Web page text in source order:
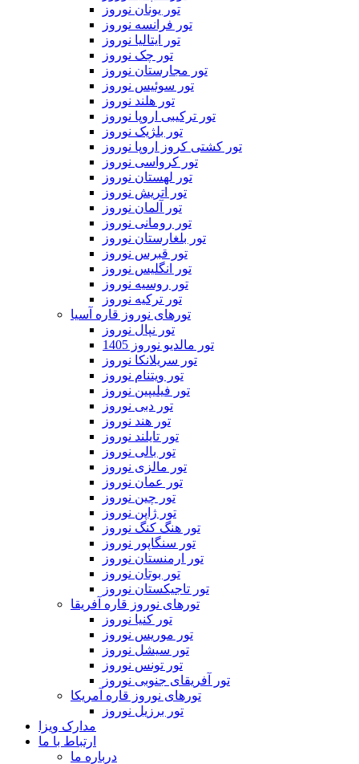
تور یونان نوروز
تور فرانسه نوروز
تور ایتالیا نوروز
تور چک نوروز
تور مجارستان نوروز
تور سوئیس نوروز
تور هلند نوروز
تور ترکیبی اروپا نوروز
تور بلژیک نوروز
تور کشتی کروز اروپا نوروز
تور کرواسی نوروز
تور لهستان نوروز
تور اتریش نوروز
تور آلمان نوروز
تور رومانی نوروز
تور بلغارستان نوروز
تور قبرس نوروز
تور انگلیس نوروز
تور روسیه نوروز
تور ترکیه نوروز
تورهای نوروز قاره آسیا
تور نپال نوروز
تور مالدیو نوروز 1405
تور سریلانکا نوروز
تور ویتنام نوروز
تور فیلیپین نوروز
تور دبی نوروز
تور هند نوروز
تور تایلند نوروز
تور بالی نوروز
تور مالزی نوروز
تور عمان نوروز
تور چین نوروز
تور ژاپن نوروز
تور هنگ کنگ نوروز
تور سنگاپور نوروز
تور ارمنستان نوروز
تور بوتان نوروز
تور تاجیکستان نوروز
تورهای نوروز قاره آفریقا
تور کنیا نوروز
تور موریس نوروز
تور سیشل نوروز
تور تونس نوروز
تور آفریقای جنوبی نوروز
تورهای نوروز قاره آمریکا
تور برزیل نوروز
مدارک ویزا
ارتباط با ما
درباره ما